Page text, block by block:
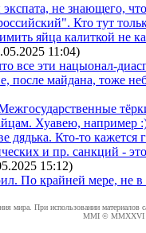
не знающего,
Кто тут
яйца калиткой не
11:04)
все эти нацыонал-
после майдана, тоже
Хуавею, например
дядька. Кто-то
и пр. санкций -
15:12)
По крайней мере, не в
мира. При использовании материалов
MMI © MMXXVI